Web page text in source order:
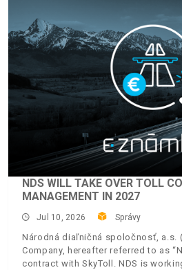
NDS WILL TAKE OVER TOLL
MANAGEMENT IN 2027
Jul 10, 2026 Správy
Národná diaľničná spoločnosť, a.s.
Company, hereafter referred to as
contract with SkyToll. NDS is